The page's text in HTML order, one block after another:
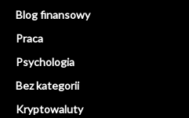
Blog finansowy
Praca
Psychologia
Bez kategorii
Kryptowaluty